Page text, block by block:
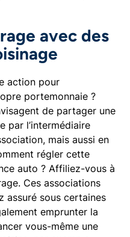
avec des
action pour
portemonnaie ?
de partager une
par l’intermédiaire
mais aussi en
régler cette
auto ? Affiliez-vous à
Ces associations
assuré sous certaines
emprunter la
vous-même une